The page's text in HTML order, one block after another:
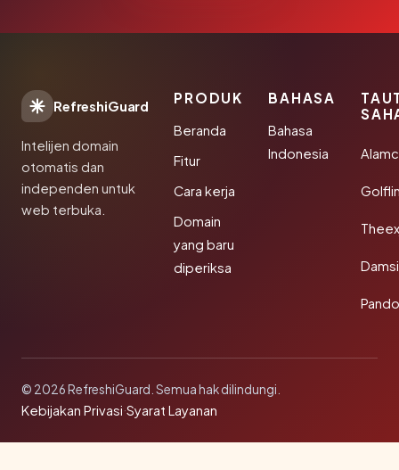
RefreshiGuard
Intelijen domain
otomatis dan
independen untuk
web terbuka.
PRODUK
Beranda
Fitur
Cara kerja
Domain
yang baru
diperiksa
BAHASA
Bahasa
Indonesia
© 2026 RefreshiGuard. Semua hak dilindungi.
Kebijakan Privasi·Syarat Layanan